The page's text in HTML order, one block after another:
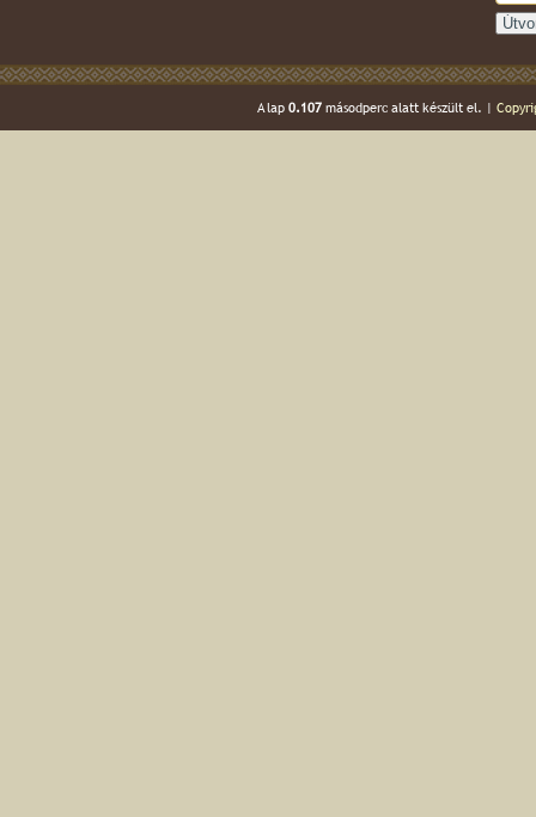
A lap 0.107másodperc alatt készült el. |